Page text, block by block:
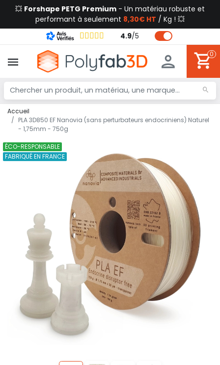
💥 Forshape PETG Premium - Un matériau robuste et
performant à seulement 8,30€ HT / Kg ! 💥
4.9/5
0
Accueil
PLA 3D850 EF Nanovia (sans perturbateurs endocriniens) Naturel
- 1,75mm - 750g
ÉCO-RESPONSABLE
FABRIQUÉ EN FRANCE